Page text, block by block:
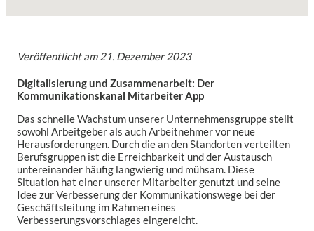
Veröffentlicht am21. Dezember 2023
Digitalisierung und Zusammenarbeit: Der
Kommunikationskanal Mitarbeiter App
Das schnelle Wachstum unserer Unternehmensgruppe stellt
sowohl Arbeitgeber als auch Arbeitnehmer vor neue
Herausforderungen. Durch die an den Standorten verteilten
Berufsgruppen ist die Erreichbarkeit und der Austausch
untereinander häufig langwierig und mühsam. Diese
Situation hat einer unserer Mitarbeiter genutzt und seine
Idee zur Verbesserung der Kommunikationswege bei der
Geschäftsleitung im Rahmen eines
Verbesserungsvorschlages eingereicht.